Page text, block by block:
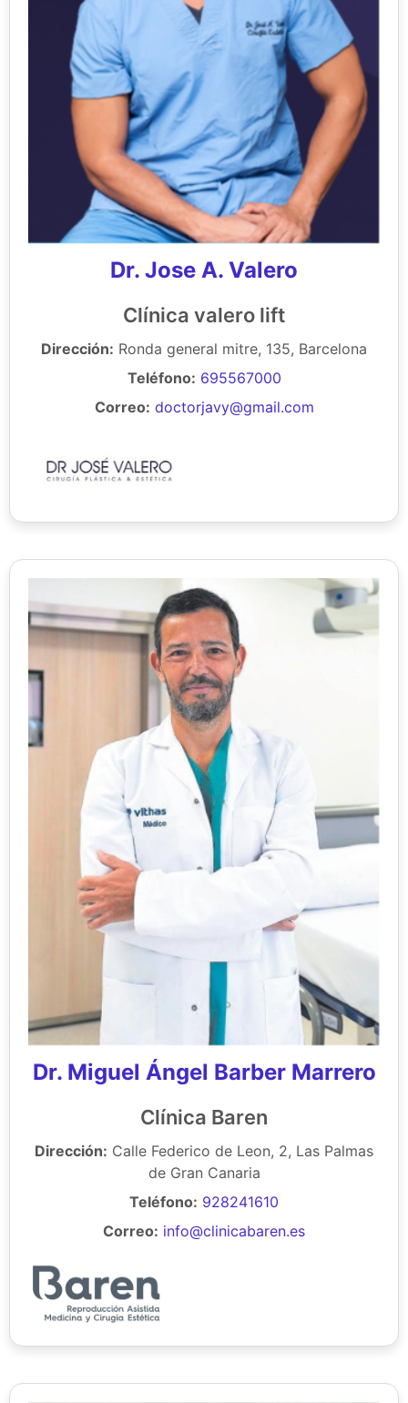
Dr. Jose A. Valero
Clínica valero lift
Dirección: Ronda general mitre, 135, Barcelona
Teléfono: 695567000
Correo: doctorjavy@gmail.com
Dr. Miguel Ángel Barber Marrero
Clínica Baren
Dirección: Calle Federico de Leon, 2, Las Palmas
de Gran Canaria
Teléfono: 928241610
Correo: info@clinicabaren.es